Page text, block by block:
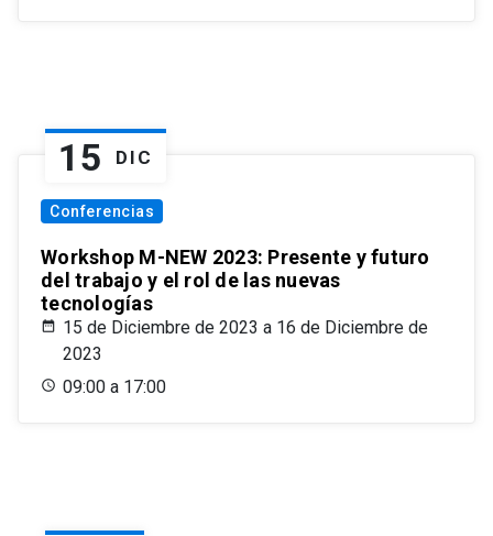
15 DIC
Conferencias
Workshop M-NEW 2023: Presente y futuro
del trabajo y el rol de las nuevas
tecnologías
15 de Diciembre de 2023 a 16 de Diciembre de
2023
09:00 a 17:00